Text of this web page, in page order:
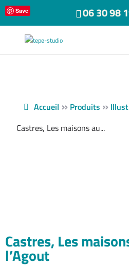
06 30 98
Save
Accueil » Produits »
Castres, Les maisons au...
Castres, Les
l’Agout